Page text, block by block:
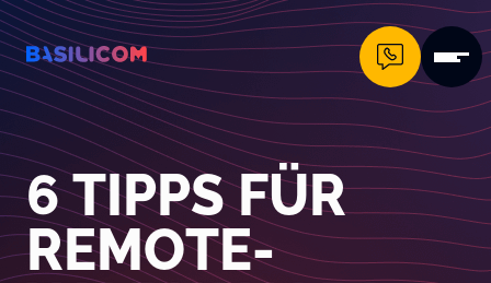
Company Logo von Basilicom GmbH
6 TIPPS FÜR
REMOTE-